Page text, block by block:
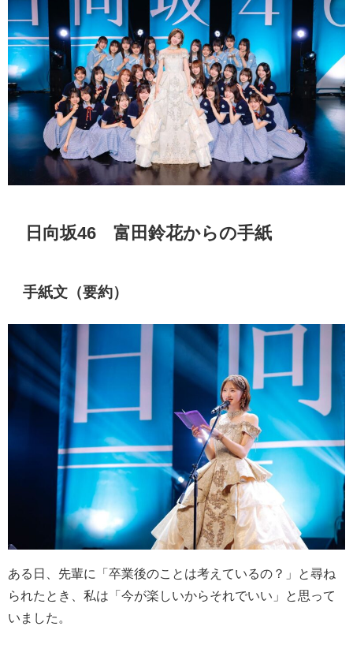
日向坂46 富田鈴花からの手紙
手紙文（要約）
ある日、先輩に「卒業後のことは考えているの？」と尋ね
られたとき、私は「今が楽しいからそれでいい」と思って
いました。